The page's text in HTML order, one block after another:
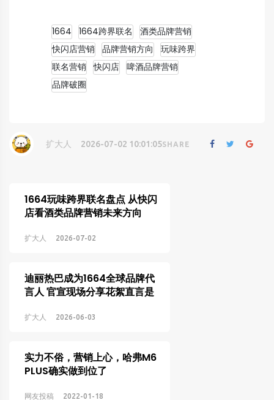
1664 1664跨界联名
酒类品牌营销
快闪店营销
品牌营销方向
玩味跨界
联名营销
快闪店 啤酒品牌营销
品牌破圈
扩大人 2026-07-02 10:01:05SHARE
1664玩味跨界联名盘点 从快闪
店看酒类品牌营销未来方向
扩大人 2026-07-02
迪丽热巴成为1664全球品牌代
言人 官宣现场分享花絮直言是
扩大人 2026-06-03
实力不俗，营销上心，哈弗M6
PLUS确实做到位了
网友投稿 2022-01-18